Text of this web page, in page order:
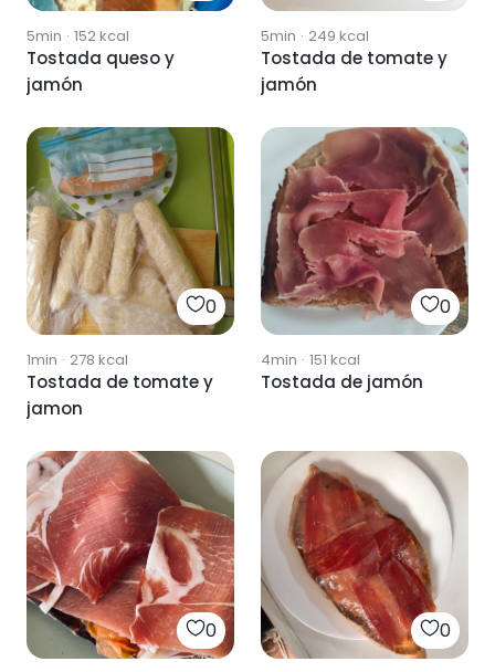
5min · 152kcal
Tostada queso y
jamón
5min · 249 kcal
Tostada de tomate y
jamón
0
1min · 278 kcal
Tostada de tomate y
jamon
0
4min · 151 kcal
Tostada de jamón
0 0